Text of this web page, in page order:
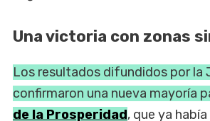
Una victoria con zonas
Los resultados difundidos por la
confirmaron una nueva mayoría
de la Prosperidad, que ya